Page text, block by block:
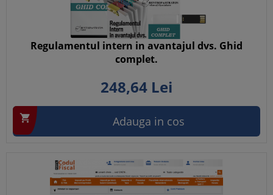
Regulamentul intern in avantajul dvs. Ghid
complet.
248,64 Lei
 Adauga in cos